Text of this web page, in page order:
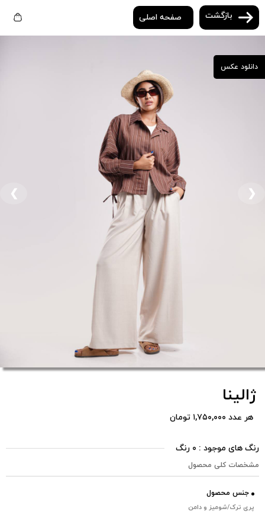
بازگشت صفحه اصلی
دانلود عکس
❮ ❯
ژالینا
هر عدد ۱,۷۵۰,۰۰۰ تومان
رنگ های موجود : ۰ رنگ
مشخصات کلی محصول
جنس محصول
پری ترک/شومیز و دامن